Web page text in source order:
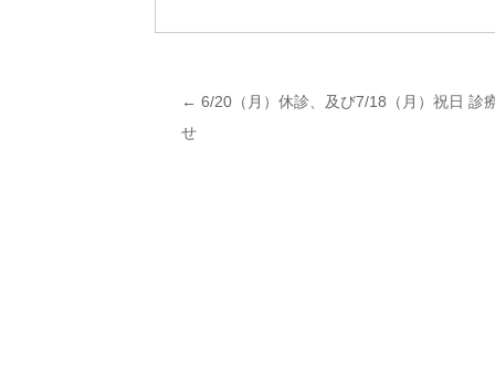
投
← 6/20（月）休診、及び7/18（月）祝日 診
せ